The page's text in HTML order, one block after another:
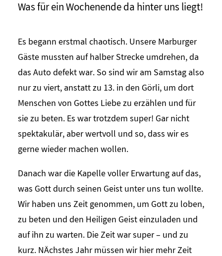
Was für ein Wochenende da hinter uns liegt!
Es begann erstmal chaotisch. Unsere Marburger
Gäste mussten auf halber Strecke umdrehen, da
das Auto defekt war. So sind wir am Samstag also
nur zu viert, anstatt zu 13. in den Görli, um dort
Menschen von Gottes Liebe zu erzählen und für
sie zu beten. Es war trotzdem super! Gar nicht
spektakulär, aber wertvoll und so, dass wir es
gerne wieder machen wollen.
Danach war die Kapelle voller Erwartung auf das,
was Gott durch seinen Geist unter uns tun wollte.
Wir haben uns Zeit genommen, um Gott zu loben,
zu beten und den Heiligen Geist einzuladen und
auf ihn zu warten. Die Zeit war super – und zu
kurz. NÄchstes Jahr müssen wir hier mehr Zeit